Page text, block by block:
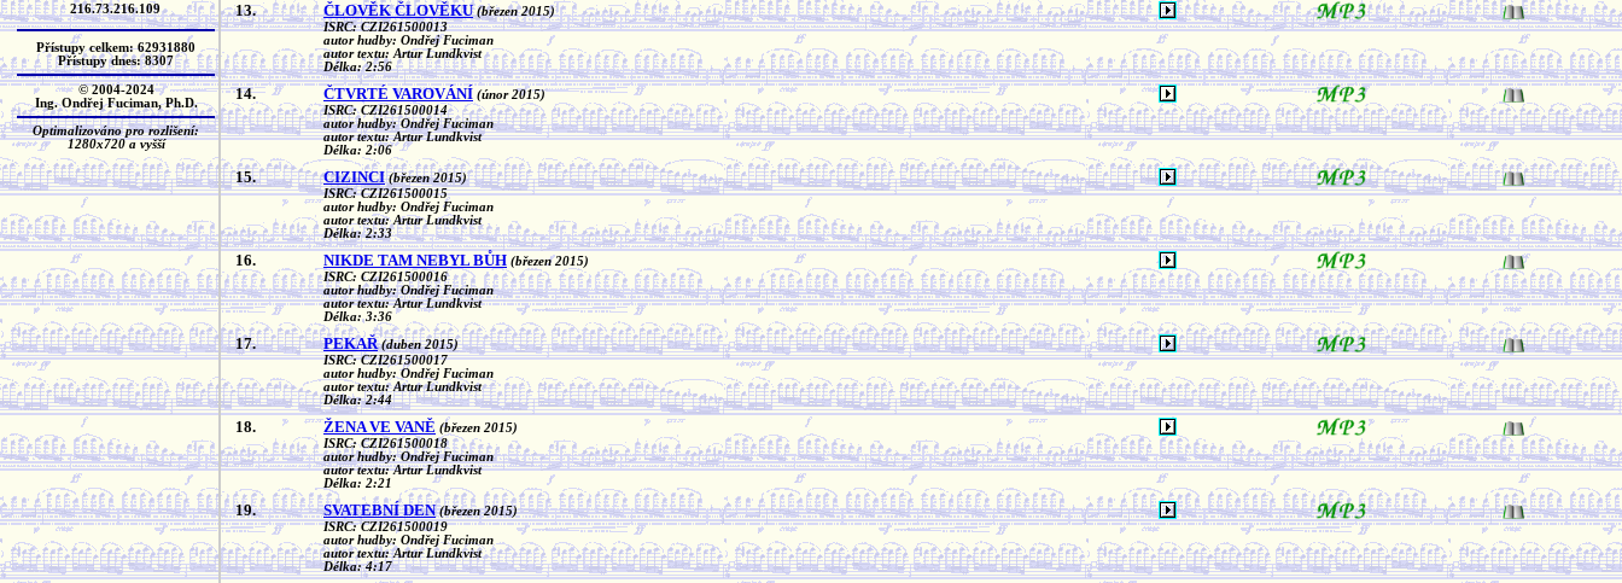
216.73.216.109
Přístupy celkem: 62931880
Přístupy dnes: 8307
© 2004-2024
Ing. Ondřej Fuciman, Ph.D.
Optimalizováno pro rozlišení:
1280x720 a vyšší
13. ČLOVĚK ČLOVĚKU (březen 2015)
ISRC: CZI261500013
autor hudby: Ondřej Fuciman
autor textu: Artur Lundkvist
Délka: 2:56
14. ČTVRTÉ VAROVÁNÍ (únor 2015)
ISRC: CZI261500014
autor hudby: Ondřej Fuciman
autor textu: Artur Lundkvist
Délka: 2:06
15. CIZINCI (březen 2015)
ISRC: CZI261500015
autor hudby: Ondřej Fuciman
autor textu: Artur Lundkvist
Délka: 2:33
16. NIKDE TAM NEBYL BŮH (březen 2015)
ISRC: CZI261500016
autor hudby: Ondřej Fuciman
autor textu: Artur Lundkvist
Délka: 3:36
17. PEKAŘ (duben 2015)
ISRC: CZI261500017
autor hudby: Ondřej Fuciman
autor textu: Artur Lundkvist
Délka: 2:44
18. ŽENA VE VANĚ (březen 2015)
ISRC: CZI261500018
autor hudby: Ondřej Fuciman
autor textu: Artur Lundkvist
Délka: 2:21
19. SVATEBNÍ DEN (březen 2015)
ISRC: CZI261500019
autor hudby: Ondřej Fuciman
autor textu: Artur Lundkvist
Délka: 4:17